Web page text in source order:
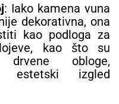
: Iako kamena vuna
dekorativna, ona
kao podloga za
kao što su
obloge,
estetski izgled